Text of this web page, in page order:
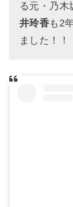
る元・乃木
井玲香も2
ました！！